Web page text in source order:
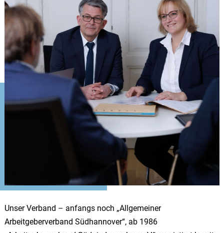
Unser Verband – anfangs noch „Allgemeiner
Arbeitgeberverband Südhannover“, ab 1986